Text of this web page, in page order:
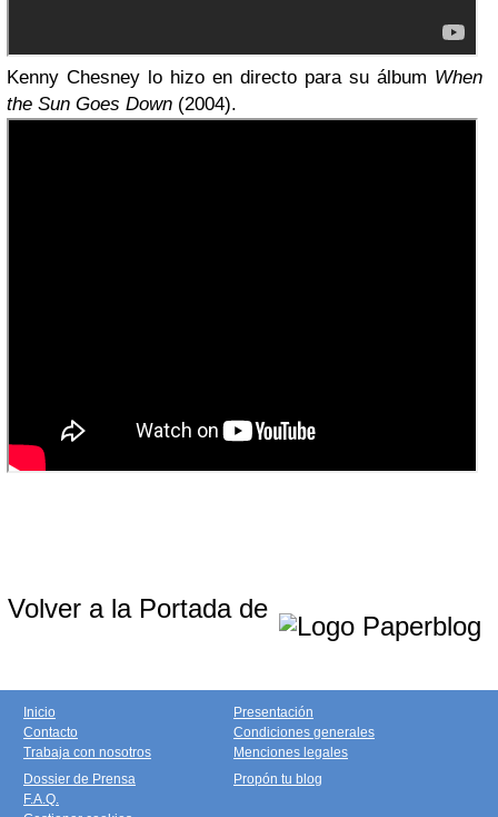
Kenny Chesney lo hizo en directo para su álbum When
the Sun Goes Down (2004).
Volver a la Portada de
Inicio
Contacto
Trabaja con nosotros
Presentación
Condiciones generales
Menciones legales
Dossier de Prensa
F.A.Q.
Propón tu blog